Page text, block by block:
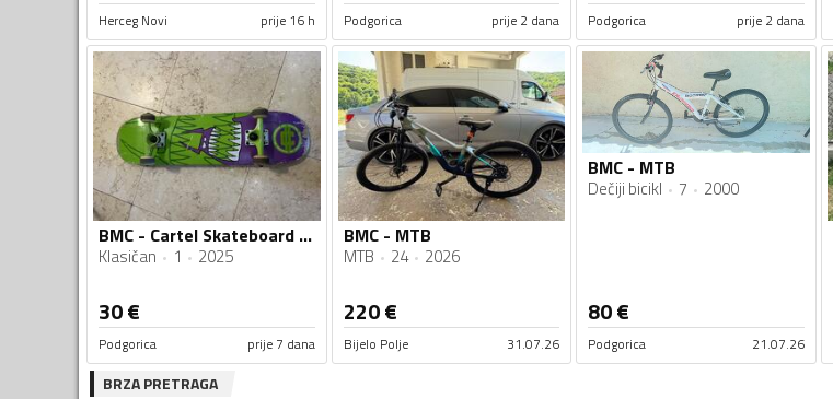
Herceg Novi prije 16 h Podgorica prije 2 dana Podgorica prije 2 dana
BMC - Cartel Skateboard Monster
Klasičan 1 2025
30€
Podgorica prije 7 dana
BMC - MTB
MTB 24 2026
220€
Bijelo Polje 31.07.26
BMC - MTB
Dečiji bicikl 7 2000
80€
Podgorica 21.07.26
BRZA PRETRAGA